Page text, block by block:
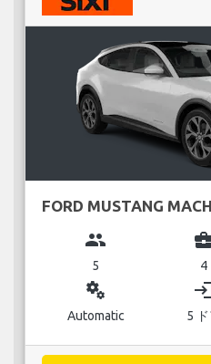
FORD MUSTANG
group
5 4
miscellaneous_services
Automatic 5